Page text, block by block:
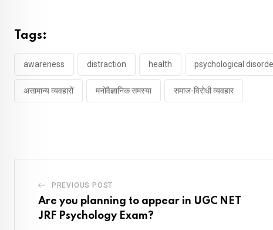
Tags:
awareness distraction health psychological
असामान्य व्यवहारों मनोवैज्ञानिक समस्या समाज-विरोधी व्यवहार
PREVIOUS POST
Are you planning to appear in UGC NET
JRF Psychology Exam?